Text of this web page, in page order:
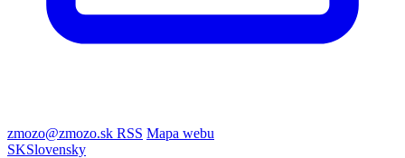
zmozo@zmozo.sk RSS Mapa webu
SKSlovensky